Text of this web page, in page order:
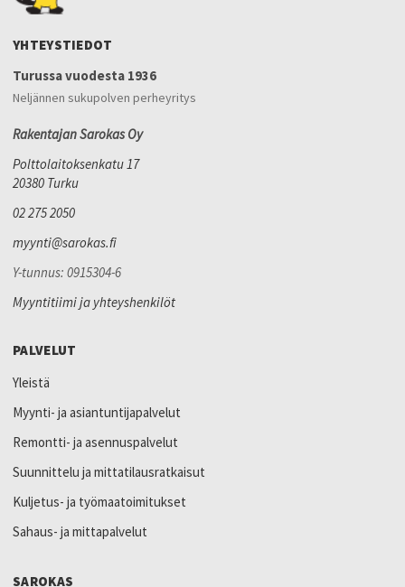
YHTEYSTIEDOT
Turussa vuodesta 1936
Neljännen sukupolven perheyritys
Rakentajan Sarokas Oy
Polttolaitoksenkatu 17
20380 Turku
02 275 2050
myynti@sarokas.fi
Y-tunnus: 0915304-6
Myyntitiimi ja yhteyshenkilöt
PALVELUT
Yleistä
Myynti- ja asiantuntijapalvelut
Remontti- ja asennuspalvelut
Suunnittelu ja mittatilausratkaisut
Kuljetus- ja työmaatoimitukset
Sahaus- ja mittapalvelut
SAROKAS